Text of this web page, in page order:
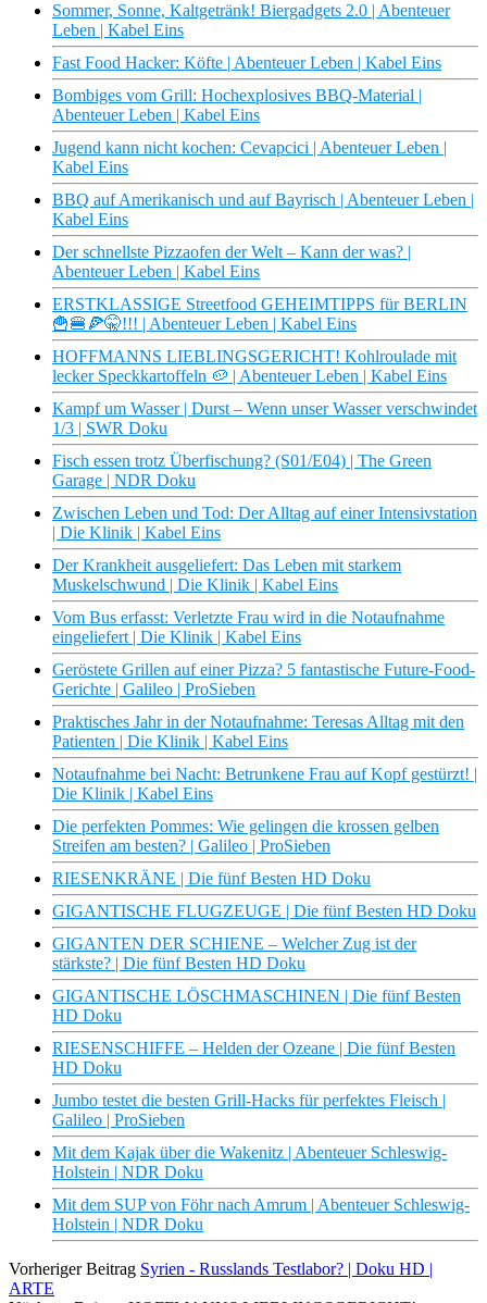
Sommer, Sonne, Kaltgetränk! Biergadgets 2.0 | Abenteuer
Leben | Kabel Eins
Fast Food Hacker: Köfte | Abenteuer Leben | Kabel Eins
Bombiges vom Grill: Hochexplosives BBQ-Material |
Abenteuer Leben | Kabel Eins
Jugend kann nicht kochen: Cevapcici | Abenteuer Leben |
Kabel Eins
BBQ auf Amerikanisch und auf Bayrisch | Abenteuer Leben |
Kabel Eins
Der schnellste Pizzaofen der Welt – Kann der was? |
Abenteuer Leben | Kabel Eins
ERSTKLASSIGE Streetfood GEHEIMTIPPS für BERLIN
🍟​🍔​🍕​🤫​!!! | Abenteuer Leben | Kabel Eins
HOFFMANNS LIEBLINGSGERICHT! Kohlroulade mit
lecker Speckkartoffeln 🥔 | Abenteuer Leben | Kabel Eins
Kampf um Wasser | Durst – Wenn unser Wasser verschwindet
1/3 | SWR Doku
Fisch essen trotz Überfischung? (S01/E04) | The Green
Garage | NDR Doku
Zwischen Leben und Tod: Der Alltag auf einer Intensivstation
| Die Klinik | Kabel Eins
Der Krankheit ausgeliefert: Das Leben mit starkem
Muskelschwund | Die Klinik | Kabel Eins
Vom Bus erfasst: Verletzte Frau wird in die Notaufnahme
eingeliefert | Die Klinik | Kabel Eins
Geröstete Grillen auf einer Pizza? 5 fantastische Future-Food-
Gerichte | Galileo | ProSieben
Praktisches Jahr in der Notaufnahme: Teresas Alltag mit den
Patienten | Die Klinik | Kabel Eins
Notaufnahme bei Nacht: Betrunkene Frau auf Kopf gestürzt! |
Die Klinik | Kabel Eins
Die perfekten Pommes: Wie gelingen die krossen gelben
Streifen am besten? | Galileo | ProSieben
RIESENKRÄNE | Die fünf Besten HD Doku
GIGANTISCHE FLUGZEUGE | Die fünf Besten HD Doku
GIGANTEN DER SCHIENE – Welcher Zug ist der
stärkste? | Die fünf Besten HD Doku
GIGANTISCHE LÖSCHMASCHINEN | Die fünf Besten
HD Doku
RIESENSCHIFFE – Helden der Ozeane | Die fünf Besten
HD Doku
Jumbo testet die besten Grill-Hacks für perfektes Fleisch |
Galileo | ProSieben
Mit dem Kajak über die Wakenitz | Abenteuer Schleswig-
Holstein | NDR Doku
Mit dem SUP von Föhr nach Amrum | Abenteuer Schleswig-
Holstein | NDR Doku
Vorheriger Beitrag Syrien - Russlands Testlabor? | Doku HD |
ARTE